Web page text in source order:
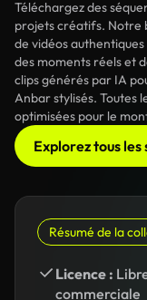
Téléchargez des
projets créatifs. Notre
de vidéos
des moments réels et
clips générés par IA
Anbar stylisés. Toutes
optimisées pour le
Explorez tous les
Résumé de la
Licence :
commerciale